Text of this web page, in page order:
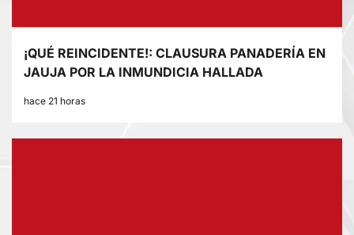
¡QUÉ REINCIDENTE!: CLAUSURA PANADERÍA EN
JAUJA POR LA INMUNDICIA HALLADA
hace 21 horas